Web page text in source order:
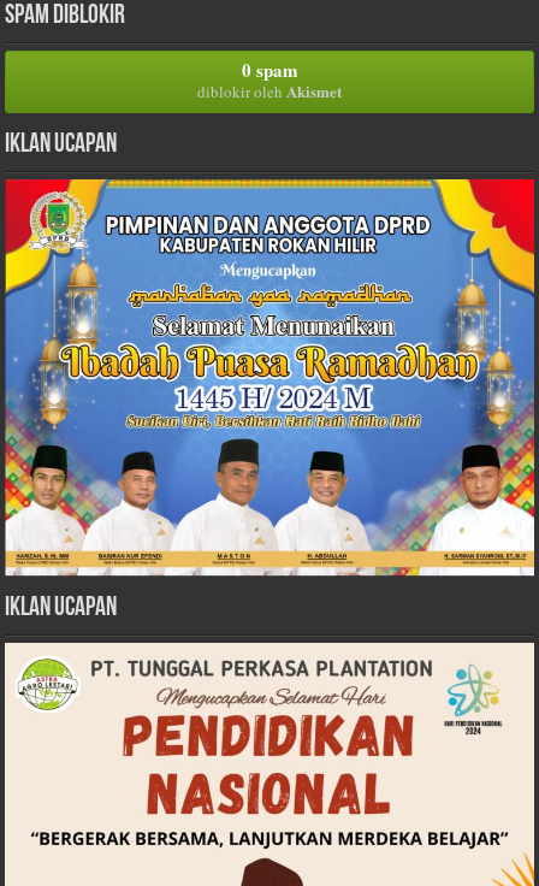
Spam Diblokir
0 spam
diblokir oleh Akismet
Iklan Ucapan
Iklan Ucapan